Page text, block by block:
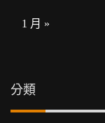
1 月 »
分類